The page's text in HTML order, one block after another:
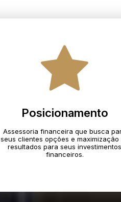
Posicionamento
Assessoria financeira que busca
seus clientes opções e maximização
resultados para seus investimentos
financeiros.